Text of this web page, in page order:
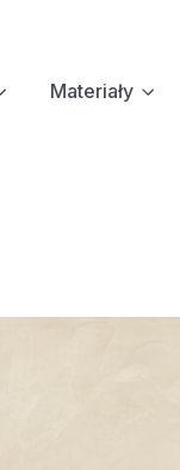
Materiały